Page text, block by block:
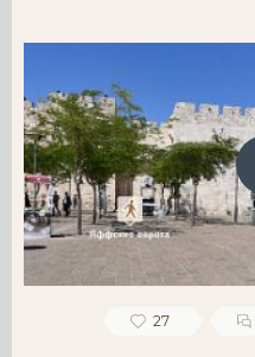
27